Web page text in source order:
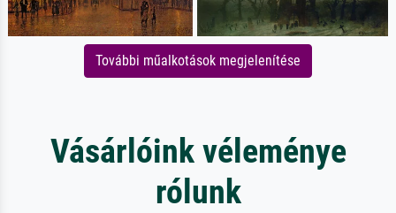
További műalkotások megjelenítése
Vásárlóink véleménye
rólunk